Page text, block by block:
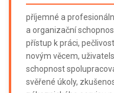
příjemné a
a organizační
přístup k práci,
novým věcem,
schopnost
svěřené úkoly,